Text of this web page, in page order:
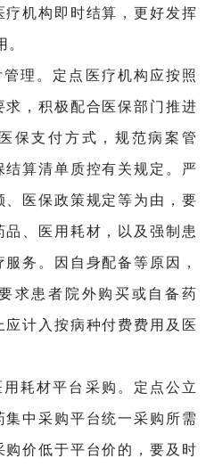
机构即时结算，更好发挥
管理。定点医疗机构应按照
求，积极配合医保部门推进
保支付方式，规范病案管
算清单质控有关规定。严
医保政策规定等为由，要
、医用耗材，以及强制患
务。因自身配备等原因，
求患者院外购买或自备药
计入按病种付费费用及医
用耗材平台采购。定点公立
中采购平台统一采购所需
价低于平台价的，要及时